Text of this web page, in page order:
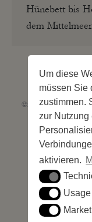
Um diese
müssen Sie
zustimmen.
zur
aktivieren.
Technical
Usage
Marketing
Hünebett bis
dem
©2026 Les Criques de
étoiles Tourisme
Site